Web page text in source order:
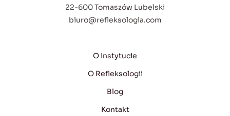
22-600 Tomaszów Lubelski
biuro@refleksologia.com
O Instytucie
O Refleksologii
Blog
Kontakt